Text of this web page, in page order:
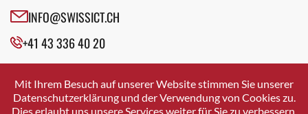
Davos Platz
Davos Platz 1
Dietikon
Dietlikon
INFO@SWISSICT.CH
+41 43 336 40 20
SWISSICT
VULKANSTRASSE 120
8048 ZURICH
Mit Ihrem Besuch auf unserer Website stimmen Sie unserer
Datenschutzerklärung und der Verwendung von Cookies zu.
Dies erlaubt uns unsere Services weiter für Sie zu verbessern.